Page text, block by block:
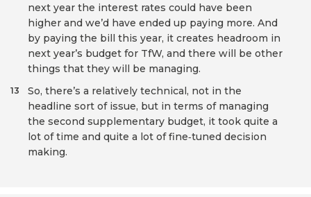
next year the interest rates could have been
higher and we’d have ended up paying more. And
by paying the bill this year, it creates headroom in
next year’s budget for TfW, and there will be other
things that they will be managing.
So, there’s a relatively technical, not in the
headline sort of issue, but in terms of managing
the second supplementary budget, it took quite a
lot of time and quite a lot of fine‑tuned decision
making.
13